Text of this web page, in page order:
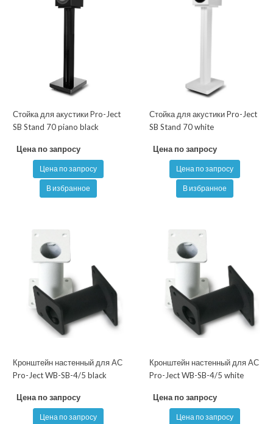
Стойка для акустики Pro-Ject
SB Stand 70 piano black
Цена по запросу
Цена по запросу
В избранное
Стойка для акустики Pro-Ject
SB Stand 70 white
Цена по запросу
Цена по запросу
В избранное
Кронштейн настенный для АС
Pro-Ject WB-SB-4/5 black
Цена по запросу
Цена по запросу
Кронштейн настенный для АС
Pro-Ject WB-SB-4/5 white
Цена по запросу
Цена по запросу